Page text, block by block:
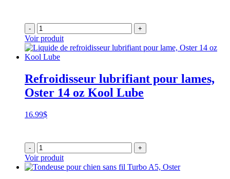
- +
Voir produit
Refroidisseur lubrifiant pour lames,
Oster 14 oz Kool Lube
16.99$
- +
Voir produit